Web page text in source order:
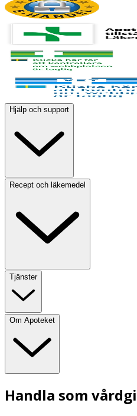
Hjälp och support
Recept och läkemedel
Tjänster
Om Apoteket
Handla som